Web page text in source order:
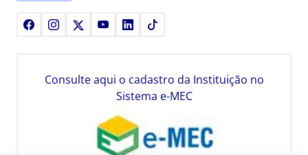
FacebookInstagram YoutubeLinkedIn
Consulte aqui o cadastro da Instituição no
Sistema e-MEC